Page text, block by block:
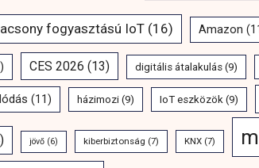
fogyasztású IoT (16) Amazon
CES 2026 (13) digitális átalakulás (9)
(11) házimozi (9) IoT eszközök (9)
jövő (6) kiberbiztonság (7) KNX (7)